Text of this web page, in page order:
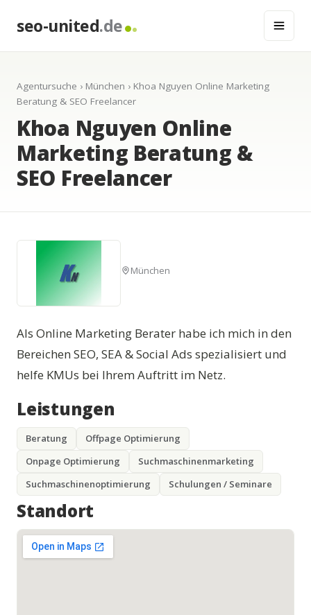
seo-united.de
Agentursuche › München › Khoa Nguyen Online Marketing
Beratung & SEO Freelancer
Khoa Nguyen Online
Marketing Beratung &
SEO Freelancer
München
Als Online Marketing Berater habe ich mich in den
Bereichen SEO, SEA & Social Ads spezialisiert und
helfe KMUs bei Ihrem Auftritt im Netz.
Leistungen
Beratung
Offpage Optimierung
Onpage Optimierung
Suchmaschinenmarketing
Suchmaschinenoptimierung
Schulungen / Seminare
Standort